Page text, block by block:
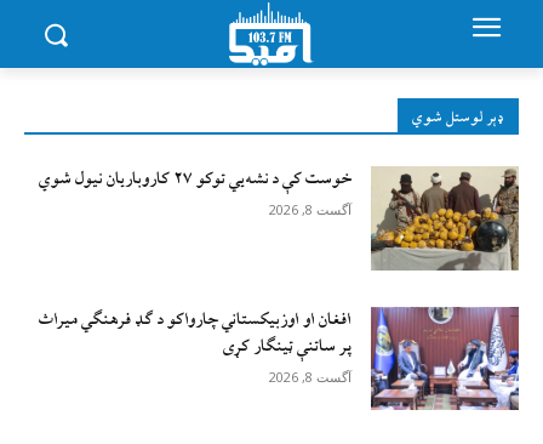
ډېر لوستل شوي
خوست کې د نشه‌يي توکو ۲۷ کاروباریان نیول شوي
آگست 8, 2026
افغان او اوزبیکستاني چارواکو د ګډ فرهنګي میراث
پر ساتنې ټینګار کړی
آگست 8, 2026